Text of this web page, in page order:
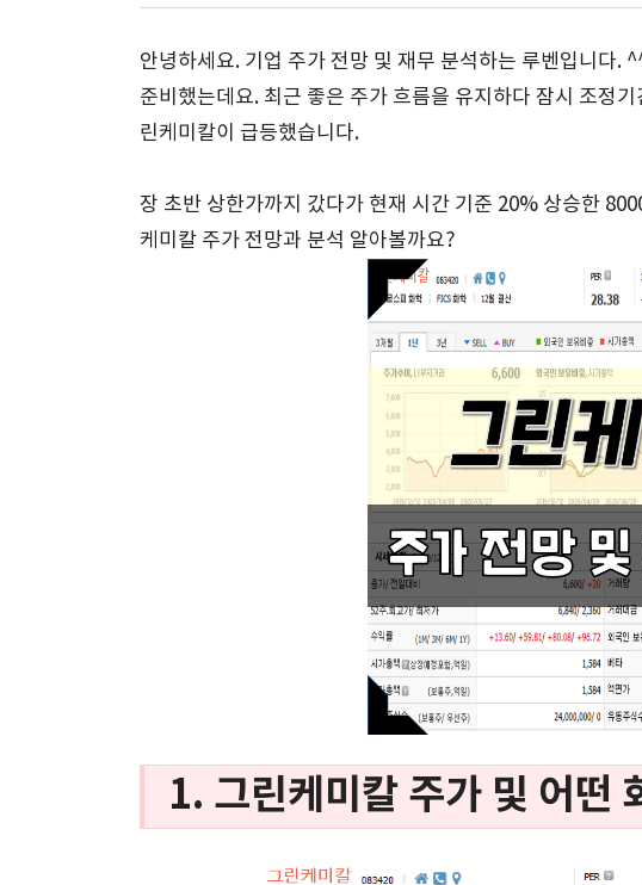
안녕하세요. 기업 주가 전망 및 재무 분석하는 루벤입니다.
준비했는데요. 최근 좋은 주가 흐름을 유지하다 잠시 조정
린케미칼이 급등했습니다.
장 초반 상한가까지 갔다가 현재 시간 기준 20% 상승한
케미칼 주가 전망과 분석 알아볼까요?
1. 그린케미칼 주가 및 어떤